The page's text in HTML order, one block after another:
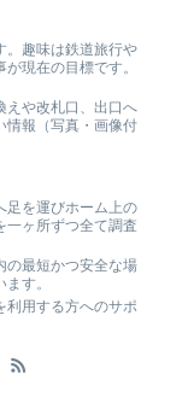
。趣味は鉄道旅行や
現在の目標です。
えや改札口、出口へ
情報（写真・画像付
足を運びホーム上の
一ヶ所ずつ全て調査
の最短かつ安全な場
す。
利用する方へのサポ